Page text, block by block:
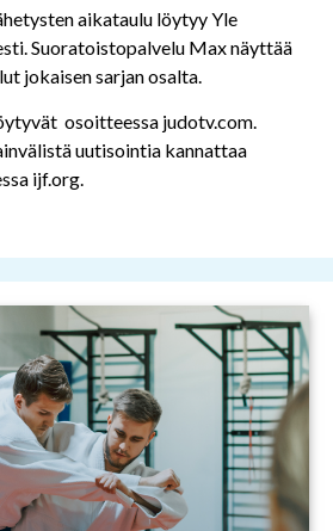
aikataulu löytyy Yle
Suoratoistopalvelu Max näyttää
jokaisen sarjan osalta.
osoitteessa judotv.com.
uutisointia kannattaa
ijf.org.